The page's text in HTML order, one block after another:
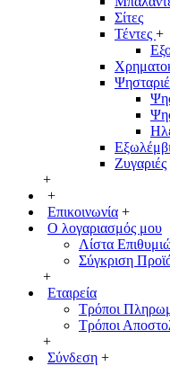
Σίτες
Τέντες +
Ζυγαριές
+
+
Επικοινωνία +
Ο λογαριασμός μου
Λίστα
Σύγκριση
+
Εταιρεία
Τρόποι
Τρόποι
+
Σύνδεση +